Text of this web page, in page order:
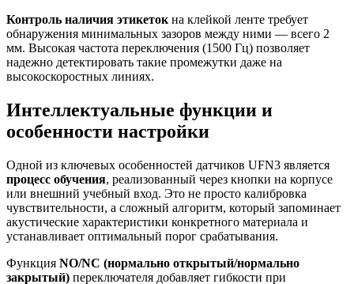
Контроль наличия этикеток на клейкой ленте требует
обнаружения минимальных зазоров между ними — всего 2
мм. Высокая частота переключения (1500 Гц) позволяет
надежно детектировать такие промежутки даже на
высокоскоростных линиях.
Интеллектуальные функции и
особенности настройки
Одной из ключевых особенностей датчиков UFN3 является
процесс обучения, реализованный через кнопки на корпусе
или внешний учебный вход. Это не просто калибровка
чувствительности, а сложный алгоритм, который запоминает
акустические характеристики конкретного материала и
устанавливает оптимальный порог срабатывания.
Функция NO/NC (нормально открытый/нормально
закрытый) переключателя добавляет гибкости при